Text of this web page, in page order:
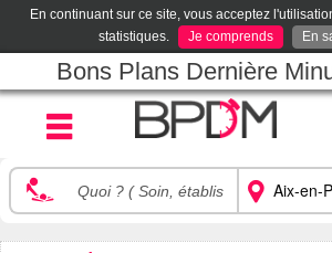
En continuant sur ce site, vous acceptez
statistiques.
Je comprends En
Bons Plans Dernière